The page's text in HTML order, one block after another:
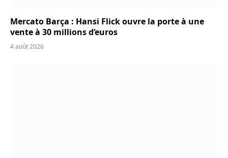
Mercato Barça : Hansi Flick ouvre la porte à une
vente à 30 millions d’euros
4 août 2026